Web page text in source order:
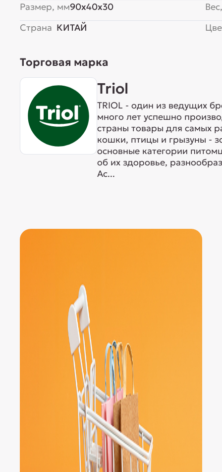
Размер, мм90x40x30
Страна КИТАЙ
Торговая марка
Triol
TRIOL - один из ведущих
много лет успешно
страны товары для самых
кошки, птицы и грызуны -
основные категории
об их здоровье,
Ас...